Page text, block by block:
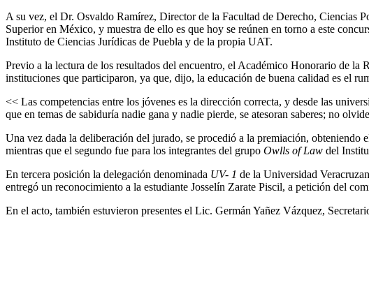
A su vez, el Dr. Osvaldo Ramírez, Director de la Facultad de Derecho, Ciencias
Superior en México, y muestra de ello es que hoy se reúnen en torno a este
Instituto de Ciencias Jurídicas de Puebla y de la propia UAT.
Previo a la lectura de los resultados del encuentro, el Académico Honorario de
instituciones que participaron, ya que, dijo, la educación de buena calidad es el
<< Las competencias entre los jóvenes es la dirección correcta, y desde las
que en temas de sabiduría nadie gana y nadie pierde, se atesoran saberes; no
Una vez dada la deliberación del jurado, se procedió a la premiación, obteniendo
mientras que el segundo fue para los integrantes del grupo Owlls of Law del
En tercera posición la delegación denominada UV- 1 de la Universidad
entregó un reconocimiento a la estudiante Josselín Zarate Piscil, a petición del
En el acto, también estuvieron presentes el Lic. Germán Yañez Vázquez,